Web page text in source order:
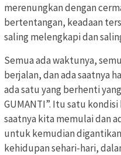
merenungkan dengan
bertentangan, keadaan
saling melengkapi dan
Semua ada waktunya,
berjalan, dan ada saatnya
ada satu yang berhenti
GUMANTI”. Itu satu
saatnya kita memulai dan
untuk kemudian
kehidupan sehari-hari,